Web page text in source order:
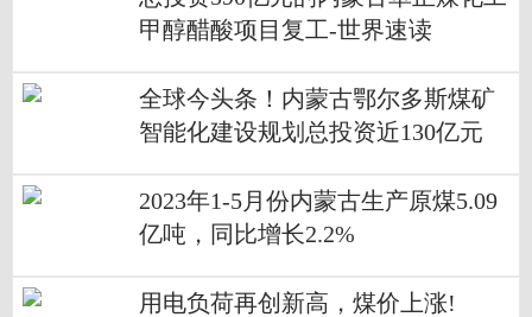
甲醇醋酸项目复工-世界速读
全球今头条！内蒙古鄂尔多斯煤矿
智能化建设规划总投资近130亿元
2023年1-5月份内蒙古生产原煤5.09
亿吨，同比增长2.2%
用电负荷再创新高，煤价上涨!